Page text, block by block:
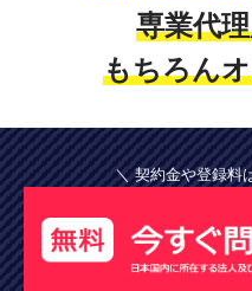
専業代
もちろん
＼ 契約金や登録料